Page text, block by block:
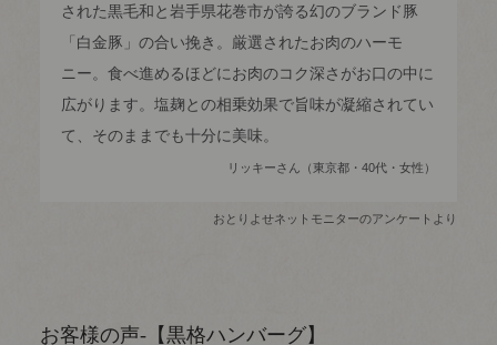
された黒毛和と岩手県花巻市が誇る幻のブランド豚
「白金豚」の合い挽き。厳選されたお肉のハーモ
ニー。食べ進めるほどにお肉のコク深さがお口の中に
広がります。塩麹との相乗効果で旨味が凝縮されてい
て、そのままでも十分に美味。
リッキーさん（東京都・40代・女性）
おとりよせネットモニターのアンケートより
お客様の声-【黒格ハンバーグ】